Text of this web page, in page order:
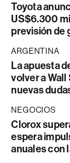
Toyota
US$6.300
previsión de
ARGENTINA
La apuesta
volver a
nuevas
NEGOCIOS
Clorox
espera
anuales con